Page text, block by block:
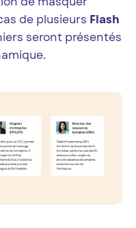
de plusieurs Flash
seront présentés